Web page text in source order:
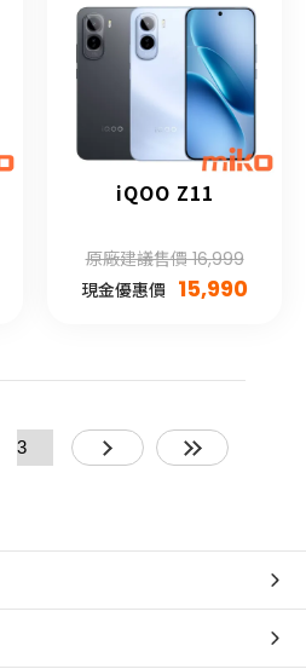
iQOO Z11
原廠建議售價 16,999
現金優惠價 15,990